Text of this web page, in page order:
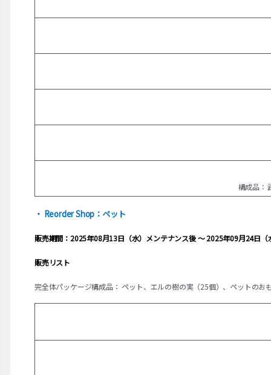
構成品：
・ Reorder Shop：ペット
販売期間：2025年08月13日（水）メンテナンス後 ～ 2025年09月24日（
販売リスト
完全体パッケージ構成品： ペット、エルの樹の実（25個）、ペットのお